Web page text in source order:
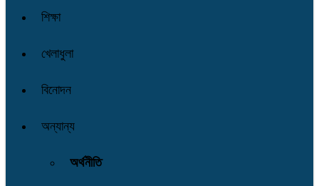
শিক্ষা
খেলাধুলা
বিনোদন
অন্যান্য
অর্থনীতি